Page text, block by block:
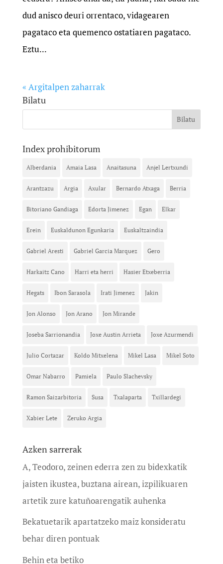
dud anisco deuri orrentaco, vidagearen
pagataco eta quemenco ostatiaren pagataco.
Eztu...
« Argitalpen zaharrak
Bilatu
Index prohibitorum
Alberdania Amaia Lasa Anaitasuna Anjel Lertxundi
Arantzazu Argia Axular Bernardo Atxaga Berria
Bitoriano Gandiaga Edorta Jimenez Egan Elkar
Erein Euskaldunon Egunkaria Euskaltzaindia
Gabriel Aresti Gabriel Garcia Marquez Gero
Harkaitz Cano Harri eta herri Hasier Etxeberria
Hegats Ibon Sarasola Irati Jimenez Jakin
Jon Alonso Jon Arano Jon Mirande
Joseba Sarrionandia Joxe Austin Arrieta Joxe Azurmendi
Julio Cortazar Koldo Mitxelena Mikel Lasa Mikel Soto
Omar Nabarro Pamiela Paulo Slachevsky
Ramon Saizarbitoria Susa Txalaparta Txillardegi
Xabier Lete Zeruko Argia
Azken sarrerak
A, Teodoro, zeinen ederra zen zu bidexkatik
jaisten ikustea, buztana airean, izpilikuaren
artetik zure katuñoarengatik auhenka
Bekatuetarik apartatzeko maiz konsideratu
behar diren pontuak
Behin eta betiko